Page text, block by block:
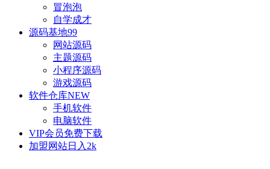
冒泡泡
自学成才
源码基地99
网站源码
主题源码
小程序源码
游戏源码
软件仓库NEW
手机软件
电脑软件
VIP会员免费下载
加盟网站日入2k